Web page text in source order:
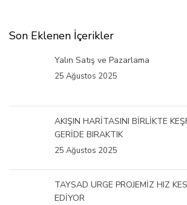
Son Eklenen İçerikler
Yalın Satış ve Pazarlama
25 Ağustos 2025
AKIŞIN HARİTASINI BİRLİKTE
GERİDE BIRAKTIK
25 Ağustos 2025
TAYSAD URGE PROJEMİZ HIZ
EDİYOR